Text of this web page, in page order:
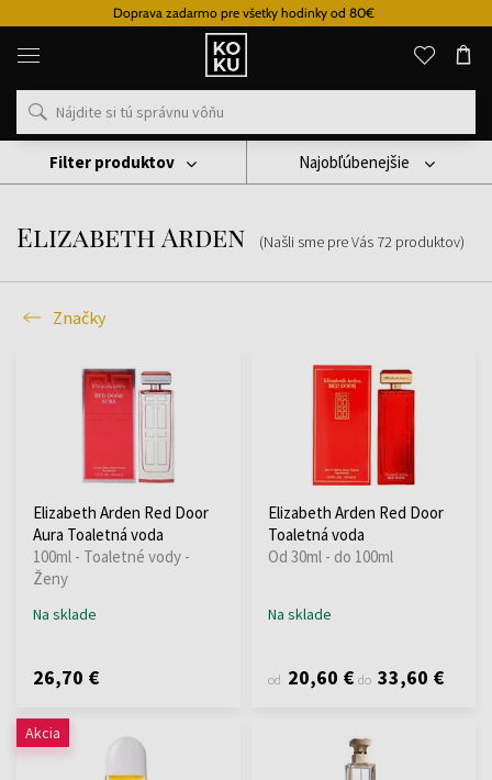
Doprava zadarmo pre všetky hodinky od 80€
Originálne
parfémy
hodinky
na
mieste
Značky
Elizabeth Arden
Elizabeth Arden (Našli sme pre Vás 72 produktov)
Najobľúbenejšie
Značky
Filter produktov
Elizabeth Arden Red Door
Aura Toaletná voda
100ml - Toaletné vody -
Ženy
Na sklade
26,70 €
Elizabeth Arden Red Door
Toaletná voda
Od 30ml - do 100ml
Na sklade
od 20,60 € do 33,60 €
Akcia